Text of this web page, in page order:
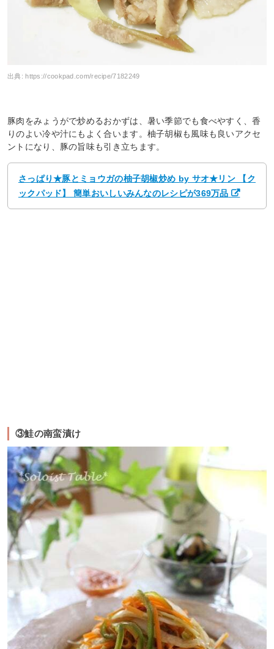
出典:https://cookpad.com/recipe/7182249
豚肉をみょうがで炒めるおかずは、暑い季節でも食べやすく、香
りのよい冷や汁にもよく合います。柚子胡椒も風味も良いアクセ
ントになり、豚の旨味も引き立ちます。
さっぱり★豚とミョウガの柚子胡椒炒め by サオ★リン 【ク
ックパッド】 簡単おいしいみんなのレシピが369万品
③鮭の南蛮漬け